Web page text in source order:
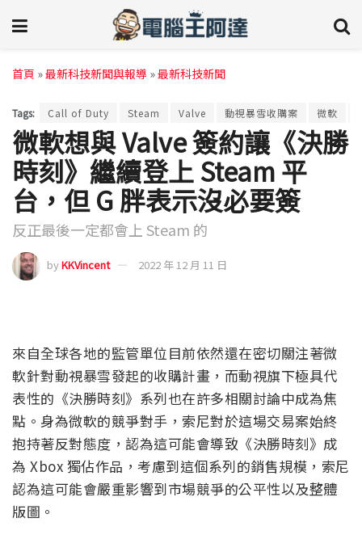
首頁 »最新科技新聞與報導 »最新科技新聞
Tags: Call of Duty Steam Valve 動視暴雪收購案 微軟
微軟想與 Valve 簽約讓《決勝
時刻》繼續登上 Steam 平
台，但 G 胖表示沒必要簽
反正最後一定都會上 Steam 的
byKKVincent 2022 年 12 月 11 日
來自全球各地的監管單位目前依然還在密切關注著微
軟針對動視暴雪發起的收購計畫，而動視旗下極具代
表性的《決勝時刻》系列也在許多相關討論中成為焦
點。身為微軟的競爭對手，索尼對於這場交易案始終
抱持著反對態度，認為這可能會導致《決勝時刻》成
為 Xbox 獨佔作品，考慮到這個系列的銷售規模，索尼
認為這可能會嚴重影響到市場競爭的公平性以及整體
版圖。